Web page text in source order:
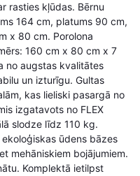
rasties kļūdas. Bērnu
164 cm, platums 90 cm,
x 80 cm. Porolona
160 cm x 80 cm x 7
no augstas kvalitātes
un izturīgu. Gultas
kas lieliski pasargā no
izgatavots no FLEX
slodze līdz 110 kg.
ūdens bāzes
mehāniskiem bojājumiem.
Komplektā ietilpst